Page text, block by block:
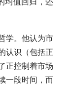
均值回归，还
学。他认为市
认识（包括正
正控制着市场
一段时间，而